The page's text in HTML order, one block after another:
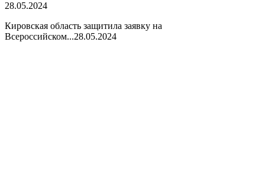
28.05.2024
Кировская область защитила заявку на
Всероссийском...28.05.2024